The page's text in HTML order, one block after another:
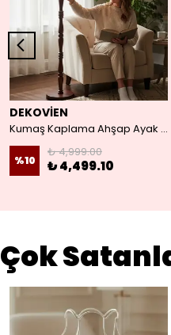
DEKOVİEN
Kumaş Kaplama Ahşap Ayak Lambader Vizon Çiçek Süsleme
%10
₺ 4,999.00
₺ 4,499.10
Çok